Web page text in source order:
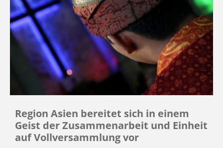
Region Asien bereitet sich in einem
Geist der Zusammenarbeit und Einheit
auf Vollversammlung vor